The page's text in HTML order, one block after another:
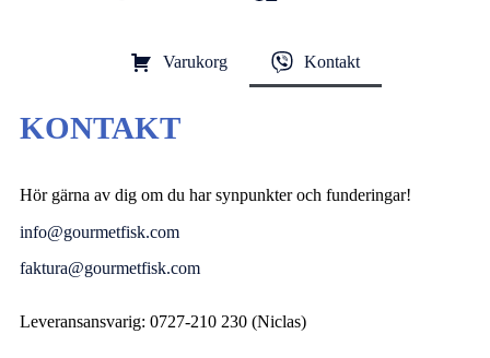
Varukorg Kontakt
KONTAKT
Hör gärna av dig om du har synpunkter och funderingar!
info@gourmetfisk.com
faktura@gourmetfisk.com
Leveransansvarig: 0727-210 230 (Niclas)